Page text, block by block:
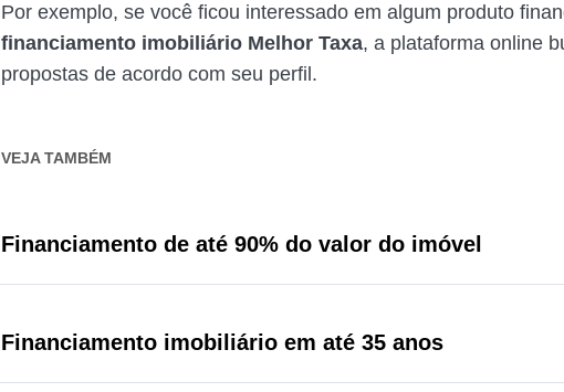
Por exemplo, se você ficou interessado em algum produto
financiamento imobiliário Melhor Taxa, a plataforma online
propostas de acordo com seu perfil.
VEJA TAMBÉM
Financiamento de até 90% do valor do imóvel
Financiamento imobiliário em até 35 anos